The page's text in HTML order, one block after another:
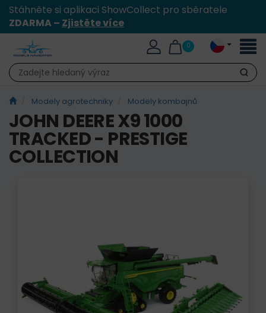
Stáhněte si aplikaci ShowCollect pro sběratele
ZDARMA – Zjistěte více
0
Hledat
Modely agrotechniky Modely kombajnů
JOHN DEERE X9 1000
TRACKED - PRESTIGE
COLLECTION